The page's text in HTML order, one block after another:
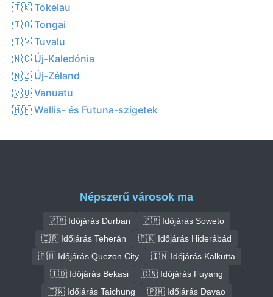
🇹🇰 Tokelau
🇹🇴 Tongai
🇹🇻 Tuvalu
🇳🇨 Új-Kaledónia
🇳🇿 Új-Zéland
🇻🇺 Vanuatu
🇼🇫 Wallis- és Futuna-szigetek
Népszerű városok ma
🇿🇦 Időjárás Durban
🇿🇦 Időjárás Soweto
🇮🇷 Időjárás Teherán
🇵🇰 Időjárás Hiderábád
🇵🇭 Időjárás Quezon City
🇮🇳 Időjárás Kalkutta
🇮🇩 Időjárás Bekasi
🇨🇳 Időjárás Fuyang
🇹🇼 Időjárás Taichung
🇵🇭 Időjárás Davao